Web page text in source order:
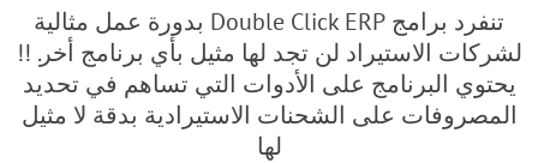
تنفرد برامج Double Click ERP بدورة عمل مثالية
لشركات الاستيراد لن تجد لها مثيل بأي برنامج أخر. !!
يحتوي البرنامج على الأدوات التي تساهم في تحديد
المصروفات على الشحنات الاستيرادية بدقة لا مثيل
لها